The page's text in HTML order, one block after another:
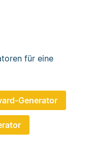
für eine
Generator